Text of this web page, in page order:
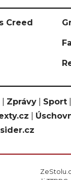
Creed
Zprávy Sport